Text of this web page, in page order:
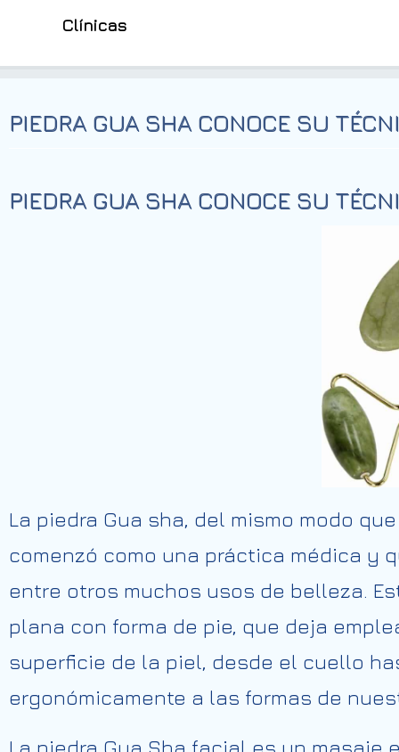
Clínicas
PIEDRA GUA SHA CONOCE SU
PIEDRA GUA SHA CONOCE SU
La piedra Gua sha, del mismo modo
comenzó como una práctica médica y
entre otros muchos usos de belleza.
plana con forma de pie, que deja
superficie de la piel, desde el cuello
ergonómicamente a las formas de
La piedra Gua Sha facial es un masaje